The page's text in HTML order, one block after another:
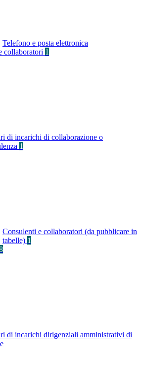
Telefono e posta elettronica
collaboratori 1
di incarichi di collaborazione o
1
Consulenti e collaboratori (da pubblicare in
tabelle) 1
di incarichi dirigenziali amministrativi di